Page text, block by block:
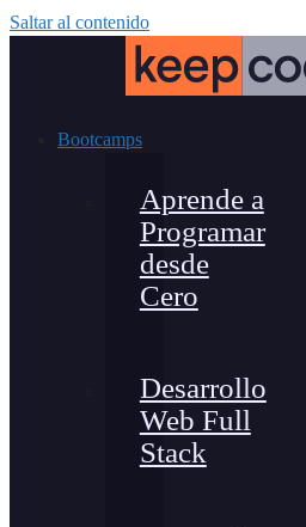
Saltar al contenido
Bootcamps
Aprende a
Programar
desde
Cero
Desarrollo
Web Full
Stack